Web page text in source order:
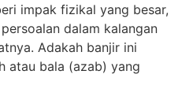
impak fizikal yang besar,
dalam kalangan
Adakah banjir ini
atau bala (azab) yang